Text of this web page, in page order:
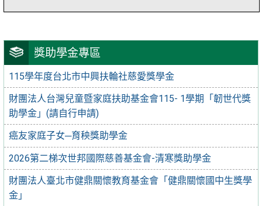
獎助學金專區
115學年度台北市中興扶輪社慈愛獎學金
財團法人台灣兒童暨家庭扶助基金會115- 1學期「韌世代獎
助學金」(請自行申請)
癌友家庭子女─育秧獎助學金
2026第二梯次世邦國際慈善基金會-清寒獎助學金
財團法人臺北市健鼎關懷教育基金會「健鼎關懷國中生獎學
金」